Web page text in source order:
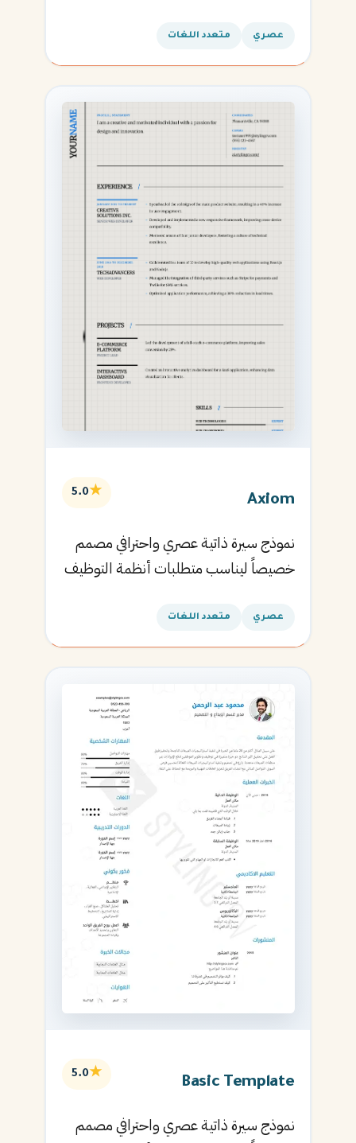
القادمة.
عصري متعدد اللغات
Axiom
★
5.0
نموذج سيرة ذاتية عصري واحترافي مصمم
خصيصاً ليناسب متطلبات أنظمة التوظيف
القادمة.
عصري متعدد اللغات
Basic Template
★
5.0
نموذج سيرة ذاتية عصري واحترافي مصمم